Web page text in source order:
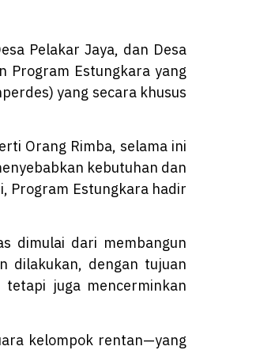
Pelakar Jaya, dan Desa
Program Estungkara yang
yang secara khusus
Orang Rimba, selama ini
kebutuhan dan
Program Estungkara hadir
dimulai dari membangun
dilakukan, dengan tujuan
juga mencerminkan
kelompok rentan—yang